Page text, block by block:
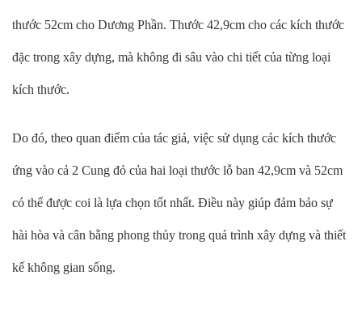
thước 52cm cho Dương Phần. Thước 42,9cm cho các kích thước
đặc trong xây dựng, mà không đi sâu vào chi tiết của từng loại
kích thước.
Do đó, theo quan điểm của tác giả, việc sử dụng các kích thước
ứng vào cả 2 Cung đỏ của hai loại thước lỗ ban 42,9cm và 52cm
có thể được coi là lựa chọn tốt nhất. Điều này giúp đảm bảo sự
hài hòa và cân bằng phong thủy trong quá trình xây dựng và thiết
kế không gian sống.